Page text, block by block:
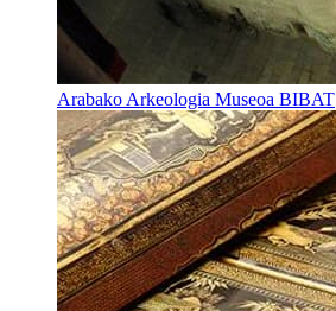
Arabako Arkeologia Museoa BIBAT